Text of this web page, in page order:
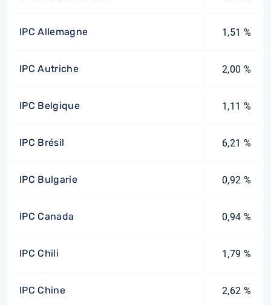
IPC Allemagne 1,51 %
IPC Autriche 2,00 %
IPC Belgique 1,11 %
IPC Brésil 6,21 %
IPC Bulgarie 0,92 %
IPC Canada 0,94 %
IPC Chili 1,79 %
IPC Chine 2,62 %